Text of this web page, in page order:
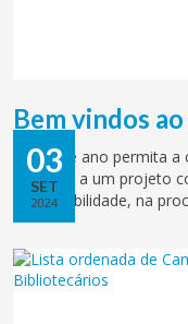
03
SET
2024
Bem vindos
Que este ano permita
pertença a um projeto
sustentabilidade, na